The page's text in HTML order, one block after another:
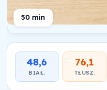
50 min
48,6
BIAŁ.
76,1
TŁUSZ.